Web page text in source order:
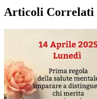
Articoli Correlati